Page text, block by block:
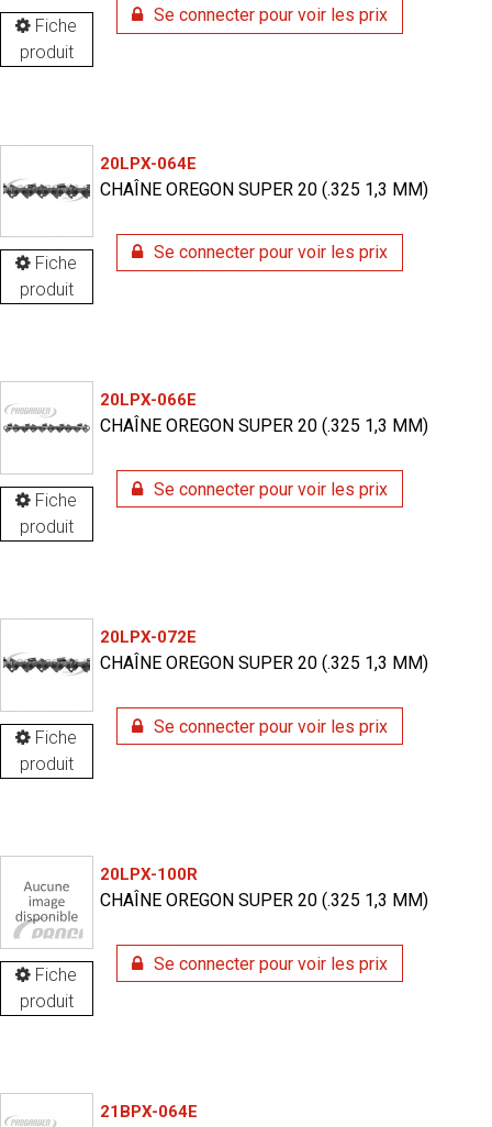
Fiche
produit
Se connecter pour voir les prix
Fiche
produit
20LPX-064E
CHAÎNE OREGON SUPER 20 (.325 1,3 MM)
Se connecter pour voir les prix
Fiche
produit
20LPX-066E
CHAÎNE OREGON SUPER 20 (.325 1,3 MM)
Se connecter pour voir les prix
Fiche
produit
20LPX-072E
CHAÎNE OREGON SUPER 20 (.325 1,3 MM)
Se connecter pour voir les prix
Fiche
produit
20LPX-100R
CHAÎNE OREGON SUPER 20 (.325 1,3 MM)
Se connecter pour voir les prix
21BPX-064E